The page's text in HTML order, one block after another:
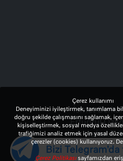
İsmet Berkan
Ertuğrul
Haftalık
Çerez kullanımı
Deneyiminizi iyileştirmek, tanımlama
doğru şekilde çalışmasını sağlamak,
kişiselleştirmek, sosyal medya
trafiğimizi analiz etmek için yasal
çerezler (cookies) kullanıyoruz.
Çerez Politikasısayfamızdan
Bizi